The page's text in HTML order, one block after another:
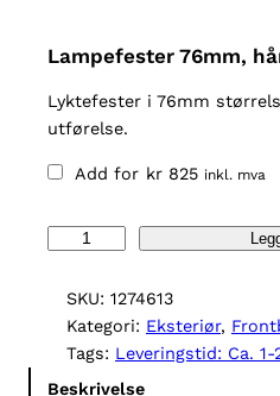
Lampefester 76mm,
Lyktefester i 76mm
utførelse.
Add for kr 825 inkl. mva
SKU: 1274613
Kategori: Eksteriør,
Tags: Leveringstid: Ca. 1-
Beskrivelse